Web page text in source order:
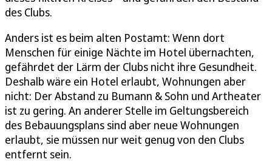
des Clubs.
Anders ist es beim alten Postamt: Wenn dort
Menschen für einige Nächte im Hotel übernachten,
gefährdet der Lärm der Clubs nicht ihre Gesundheit.
Deshalb wäre ein Hotel erlaubt, Wohnungen aber
nicht: Der Abstand zu Bumann & Sohn und Artheater
ist zu gering. An anderer Stelle im Geltungsbereich
des Bebauungsplans sind aber neue Wohnungen
erlaubt, sie müssen nur weit genug von den Clubs
entfernt sein.